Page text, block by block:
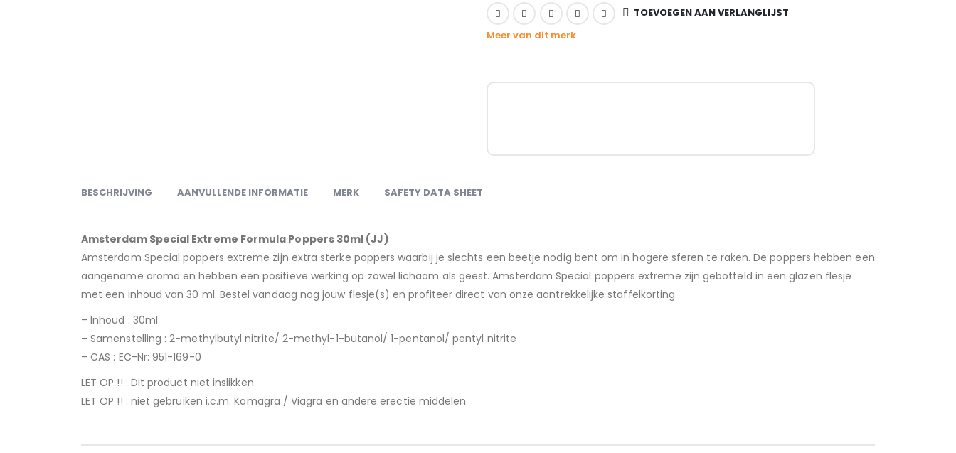
TOEVOEGEN AAN VERLANGLIJST
Meer van dit merk
BESCHRIJVING AANVULLENDE INFORMATIE MERK SAFETY DATA SHEET
Amsterdam Special Extreme Formula Poppers 30ml (JJ)
Amsterdam Special poppers extreme zijn extra sterke poppers waarbij je slechts een beetje nodig bent om in hogere sferen te raken. De poppers hebben een
aangename aroma en hebben een positieve werking op zowel lichaam als geest. Amsterdam Special poppers extreme zijn gebotteld in een glazen flesje
met een inhoud van 30 ml. Bestel vandaag nog jouw flesje(s) en profiteer direct van onze aantrekkelijke staffelkorting.
– Inhoud : 30ml
– Samenstelling : 2-methylbutyl nitrite/ 2-methyl-1-butanol/ 1-pentanol/ pentyl nitrite
– CAS : EC-Nr: 951-169-0
LET OP !! : Dit product niet inslikken
LET OP !! : niet gebruiken i.c.m. Kamagra / Viagra en andere erectie middelen